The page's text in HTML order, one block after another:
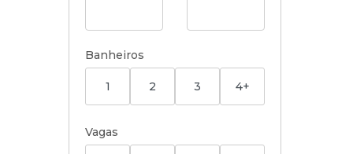
Banheiros
1 2 3 4+
Vagas